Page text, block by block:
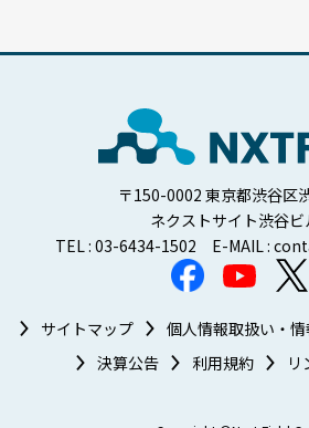
〒150-0002 東京都渋谷区
ネクストサイト渋谷
TEL : 03-6434-1502 E-MAIL :
サイトマップ
個人情報取扱い・
決算公告
利用規約 リ